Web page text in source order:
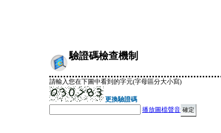
驗證碼檢查機制
請輸入您在下圖中看到的字元(字母區分大小寫)
更換驗證碼
播放圖檔聲音